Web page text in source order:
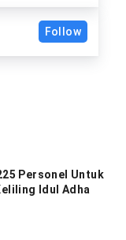
Follow
Personel Untuk
Idul Adha